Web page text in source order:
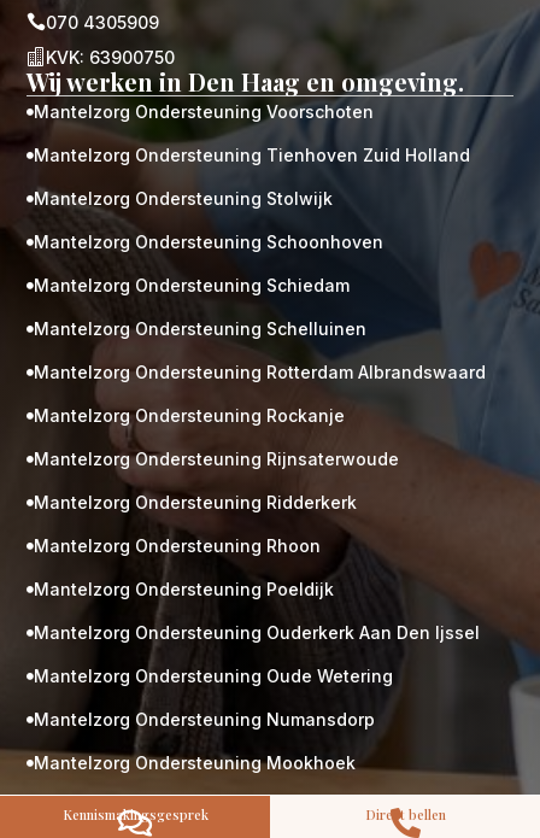
Gratis
kennismaking?
M
Neem vrijblijvend contact op!
Zorg op maat
Persoonlijke zorgplan
Geen lange wachtlijsten
Altijd vertrouwde gezichten
Hoog gekwalificeerd
Kennismakingsgesprek
Contact opnemen
070 4305909
 KVK: 63900750
Wij werken in Den Haag en omgeving.
 Mantelzorg Ondersteuning Voorschoten
 Mantelzorg Ondersteuning Tienhoven Zuid Holland
 Mantelzorg Ondersteuning Stolwijk
 Mantelzorg Ondersteuning Schoonhoven
 Mantelzorg Ondersteuning Schiedam
 Mantelzorg Ondersteuning Schelluinen
 Mantelzorg Ondersteuning Rotterdam Albrandswaard
 Mantelzorg Ondersteuning Rockanje
 Mantelzorg Ondersteuning Rijnsaterwoude
 Mantelzorg Ondersteuning Ridderkerk
 Mantelzorg Ondersteuning Rhoon
 Mantelzorg Ondersteuning Poeldijk
 Mantelzorg Ondersteuning Ouderkerk Aan Den Ijssel
 Mantelzorg Ondersteuning Oude Wetering
 Mantelzorg Ondersteuning Numansdorp
 Mantelzorg Ondersteuning Mookhoek
Mantelzorg Ondersteuning Maasland

Kennismakingsgesprek 
Direct bellen